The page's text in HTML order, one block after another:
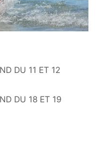
DU 11 ET 12
DU 18 ET 19